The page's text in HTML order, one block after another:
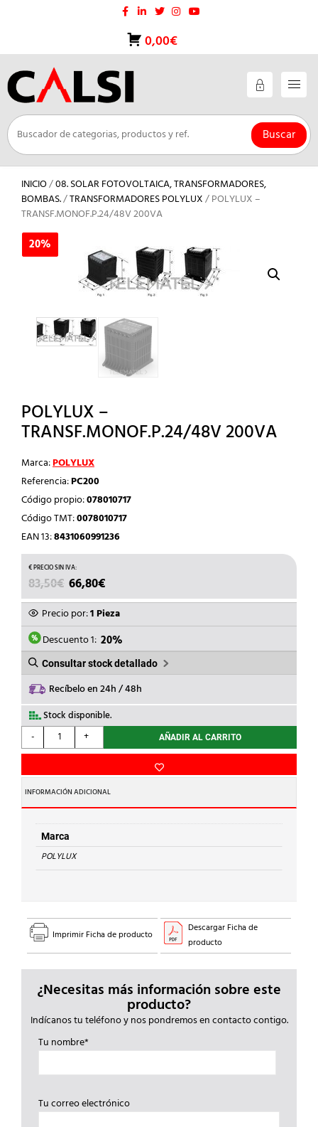
0,00€
Buscar
INICIO/08. SOLAR FOTOVOLTAICA, TRANSFORMADORES,
BOMBAS./TRANSFORMADORES POLYLUX/ POLYLUX –
TRANSF.MONOF.P.24/48V 200VA
20%
POLYLUX –
TRANSF.MONOF.P.24/48V 200VA
Marca:POLYLUX
Referencia:PC200
Código propio:078010717
Código TMT:0078010717
EAN 13:8431060991236
83,50€ EL
PRECIO
ORIGINAL
ERA:
83,50€.
66,80€
PRECIO
ACTUAL
ES:
66,80€.
Precio por:1 Pieza
Descuento 1: 20%
Consultar stock detallado
Recíbelo en 24h / 48h
Stock disponible.
-
POLYLUX
-
200VA
cantidad
+ AÑADIR AL CARRITO
INFORMACIÓN ADICIONAL
Marca
POLYLUX
20%
Imprimir Ficha de producto
Descargar Ficha de
producto
¿Necesitas más información sobre este
producto?
Indícanos tu teléfono y nos pondremos en contacto contigo.
Tu nombre*
Tu correo electrónico